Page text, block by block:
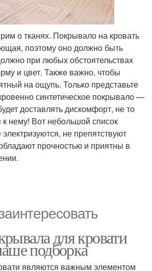
о тканях. Покрывало на кровать
поэтому оно должно быть
при любых обстоятельствах
и цвет. Также важно, чтобы
на ощупь. Только представьте
синтетическое покрывало —
доставлять дискомфорт, не то
к нему! Вот небольшой список
не препятствуют
прочностью и приятны в
для кровати
подборка
являются важным элементом